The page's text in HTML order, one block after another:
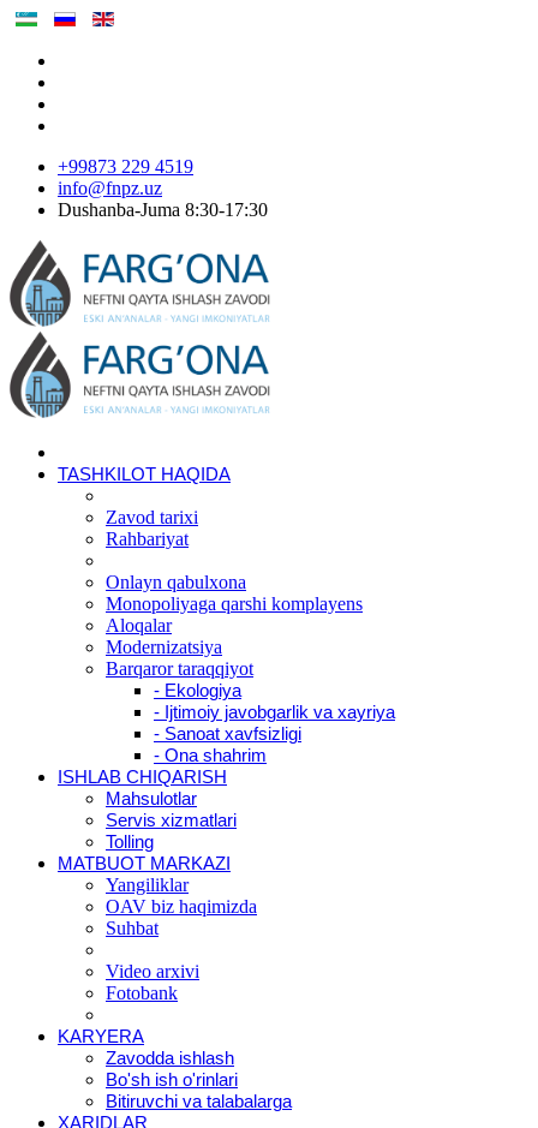
+99873 229 4519
info@fnpz.uz
Dushanba-Juma 8:30-17:30
TASHKILOT HAQIDA
Zavod tarixi
Rahbariyat
Onlayn qabulxona
Monopoliyaga qarshi komplayens
Aloqalar
Modernizatsiya
Barqaror taraqqiyot
- Ekologiya
- Ijtimoiy javobgarlik va xayriya
- Sanoat xavfsizligi
- Ona shahrim
ISHLAB CHIQARISH
Mahsulotlar
Servis xizmatlari
Tolling
MATBUOT MARKAZI
Yangiliklar
OAV biz haqimizda
Suhbat
Video arxivi
Fotobank
KARYERA
Zavodda ishlash
Bo'sh ish o'rinlari
Bitiruvchi va talabalarga
XARIDLAR